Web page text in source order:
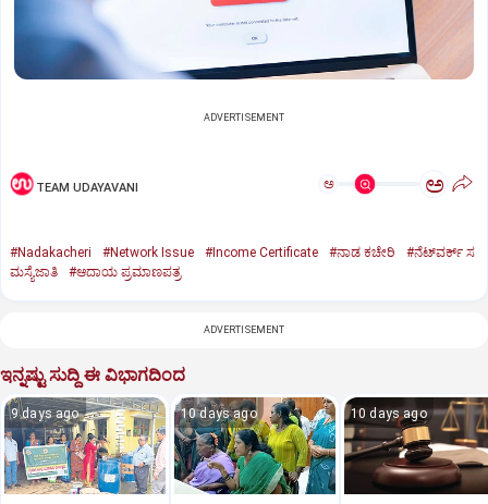
ADVERTISEMENT
TEAM UDAYAVANI ಅ ಅ
#Nadakacheri #Network Issue #Income Certificate #ನಾಡ ಕಚೇರಿ
#ನೆಟ್‌ವರ್ಕ್‌ ಸ
ಮಸ್ಯೆಜಾತಿ
#ಆದಾಯ ಪ್ರಮಾಣಪತ್ರ
ADVERTISEMENT
ಇನ್ನಷ್ಟು ಸುದ್ದಿ ಈ ವಿಭಾಗದಿಂದ
9 days ago 10 days ago 10 days ago